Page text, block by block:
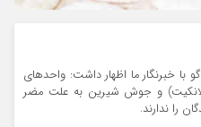
خبرنگار ما اظهار داشت: واحدهای
(بلانکیت) و جوش شیرین به علت مضر
را ندارند.